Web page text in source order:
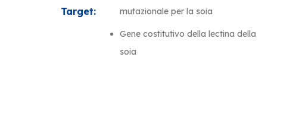
Target:
mutazionale per la soia
Gene costitutivo della lectina della
soia